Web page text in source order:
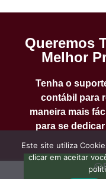
Queremos
Melhor
Tenha o
contábil para
maneira mais
para se
Este site utiliza
clicar em aceitar